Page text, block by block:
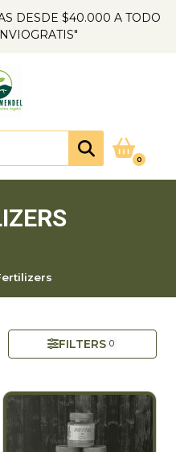
DESDE $40.000 A TODO
0
FILTERS 0